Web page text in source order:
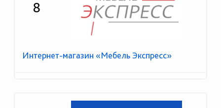
8
Интернет-магазин «Мебель Экспресс»